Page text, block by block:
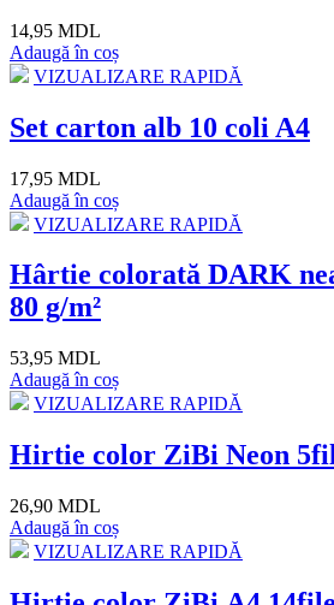
14,95 MDL
Adaugă în coș
VIZUALIZARE RAPIDĂ
Set carton alb 10 coli A4
17,95 MDL
Adaugă în coș
VIZUALIZARE RAPIDĂ
Hârtie colorată DARK
80 g/m²
53,95 MDL
Adaugă în coș
VIZUALIZARE RAPIDĂ
Hirtie color ZiBi Neon
26,90 MDL
Adaugă în coș
VIZUALIZARE RAPIDĂ